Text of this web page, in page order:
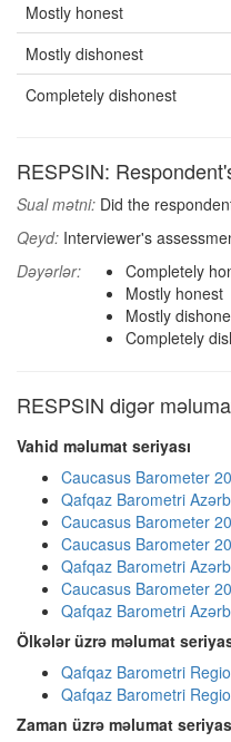
Mostly honest
Mostly dishonest
Completely dishonest
RESPSIN:
Sual mətni: Did the
Qeyd: Interviewer's
Dəyərlər:
Completely
Mostly honest
Mostly
Completely
RESPSIN digər
Vahid məlumat seriyası
Caucasus Barometer
Qafqaz Barometri
Caucasus Barometer
Caucasus Barometer
Qafqaz Barometri
Caucasus Barometer
Qafqaz Barometri
Ölkələr üzrə məlumat
Qafqaz Barometri
Qafqaz Barometri
Zaman üzrə məlumat